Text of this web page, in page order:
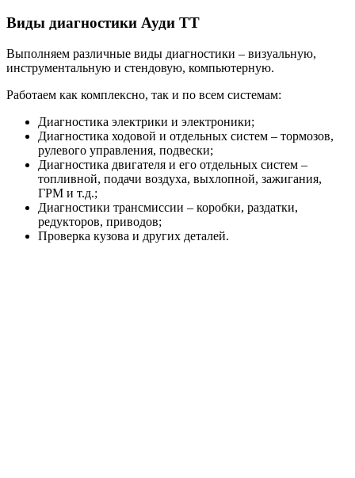
Виды диагностики Ауди ТТ
Выполняем различные виды диагностики – визуальную,
инструментальную и стендовую, компьютерную.
Работаем как комплексно, так и по всем системам:
Диагностика электрики и электроники;
Диагностика ходовой и отдельных систем – тормозов,
рулевого управления, подвески;
Диагностика двигателя и его отдельных систем –
топливной, подачи воздуха, выхлопной, зажигания,
ГРМ и т.д.;
Диагностики трансмиссии – коробки, раздатки,
редукторов, приводов;
Проверка кузова и других деталей.